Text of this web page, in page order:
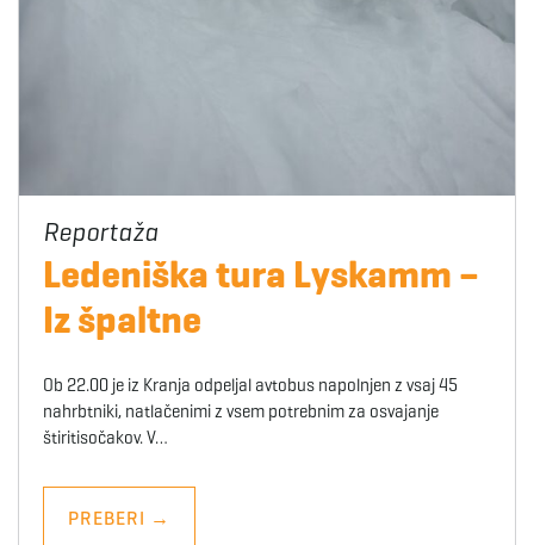
Ledeniška tura Lyskamm –
Iz špaltne
Ob 22.00 je iz Kranja odpeljal avtobus napolnjen z vsaj 45
nahrbtniki, natlačenimi z vsem potrebnim za osvajanje
štiritisočakov. V…
PREBERI →